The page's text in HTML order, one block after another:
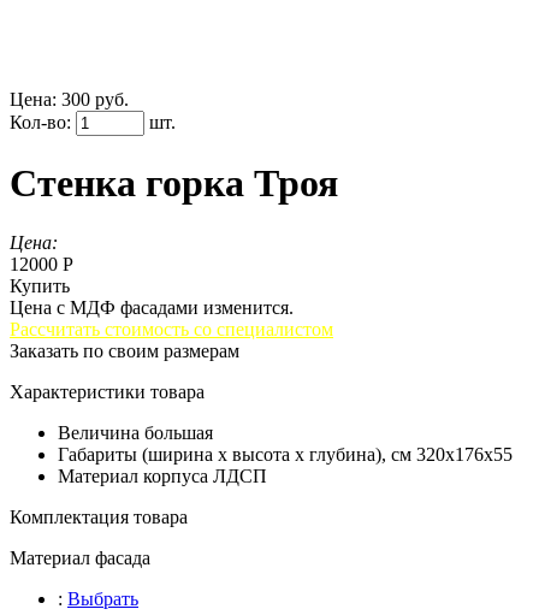
Цена: 300 руб.
Кол-во:
шт.
Стенка горка Троя
Цена:
12000 Р
Купить
Цена с МДФ фасадами изменится.
Рассчитать стоимость со специалистом
Заказать по своим размерам
Характеристики товара
Величина большая
Габариты (ширина х высота х глубина), см 320х176х55
Материал корпуса ЛДСП
Комплектация товара
Материал фасада
: Выбрать